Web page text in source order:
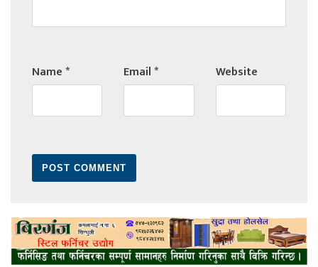
Name* Email* Website